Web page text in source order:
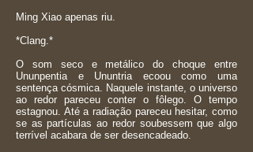
Ming Xiao apenas riu.
*Clang.*
O som seco e metálico do choque entre
Ununpentia e Ununtria ecoou como uma
sentença cósmica. Naquele instante, o universo
ao redor pareceu conter o fôlego. O tempo
estagnou. Até a radiação pareceu hesitar, como
se as partículas ao redor soubessem que algo
terrível acabara de ser desencadeado.